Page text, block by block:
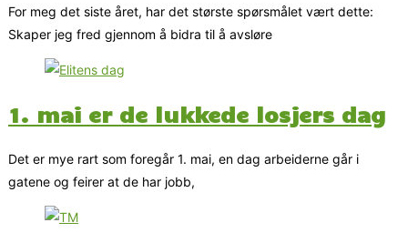
For meg det siste året, har det største spørsmålet vært dette:
Skaper jeg fred gjennom å bidra til å avsløre
1. mai er de lukkede losjers dag
Det er mye rart som foregår 1. mai, en dag arbeiderne går i
gatene og feirer at de har jobb,